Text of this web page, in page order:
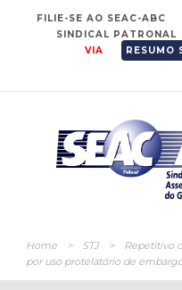
FILIE-SE AO SEAC-ABC
SINDICAL PATRONAL
VIA
RESUMO
Home > STJ >
Repetitivo
por uso protelatório de